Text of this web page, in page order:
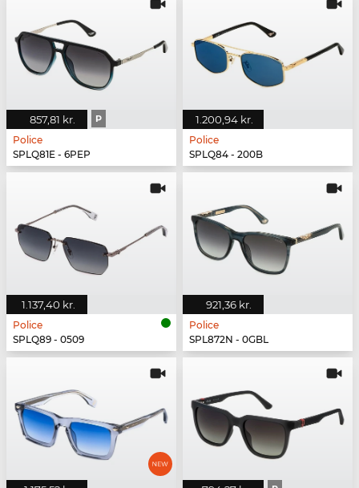
857,81 kr. P
Police
SPLQ81E - 6PEP
1.200,94 kr.
Police
SPLQ84 - 200B
1.137,40 kr.
Police
SPLQ89 - 0509
921,36 kr.
Police
SPL872N - 0GBL